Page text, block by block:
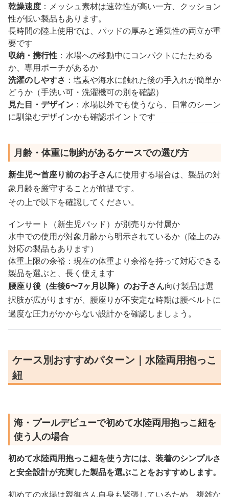
乾燥速度 ：メッシュ素材は速乾性が高い一方、クッション
性が低い製品もあります。
長時間の陸上使用では、パッドの厚みと通気性の両立が重
要です
収納・携行性 ：水場への移動中にコンパクトにたためる
か、専用ポーチがあるか
洗濯のしやすさ ：塩素や海水に触れた後の手入れが簡単か
どうか（手洗い可・洗濯機可の別を確認）
見た目・デザイン ：水場以外でも使うなら、日常のシーン
に馴染むデザインかも確認ポイントです
月齢・体重に制約があるケースでの選び方
新生児〜首座り前のお子さんに使用する場合は、製品の対
象月齢を厳守することが前提です。
その上で以下を確認してください。
インサート（新生児パッド）が別売りか付属か
水中での使用が対象月齢から明示されているか（陸上のみ
対応の製品もあります）
体重上限の余裕：現在の体重より余裕を持って対応できる
製品を選ぶと、長く使えます
腰座り後（生後6〜7ヶ月以降）のお子さん向け製品は選
択肢が広がりますが、腰座りが不安定な時期は腰ベルトに
過度な圧力がかからない設計かを確認しましょう。
ケース別おすすめパターン｜水陸両用抱っこ
紐
海・プールデビューで初めて水陸両用抱っこ紐を
使う人の場合
初めて水陸両用抱っこ紐を使う方には、装着のシンプルさ
と安全設計が充実した製品を選ぶことをおすすめします。
初めての水場は親御さん自身も緊張しているため、複雑な